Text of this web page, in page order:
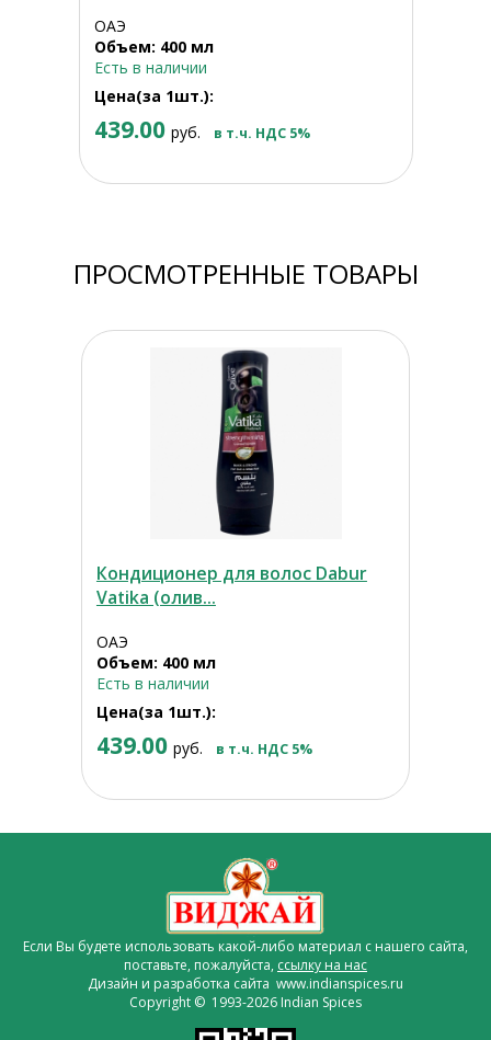
ОАЭ
Объем: 400 мл
Есть в наличии
Цена(за 1шт.):
439.00 руб. в т.ч. НДС 5%
ПРОСМОТРЕННЫЕ ТОВАРЫ
Кондиционер для волос Dabur
Vatika (олив...
ОАЭ
Объем: 400 мл
Есть в наличии
Цена(за 1шт.):
439.00 руб. в т.ч. НДС 5%
Если Вы будете использовать какой-либо материал с нашего сайта,
поставьте, пожалуйста, ссылку на нас
Дизайн и разработка сайта www.indianspices.ru
Copyright © 1993-2026 Indian Spices